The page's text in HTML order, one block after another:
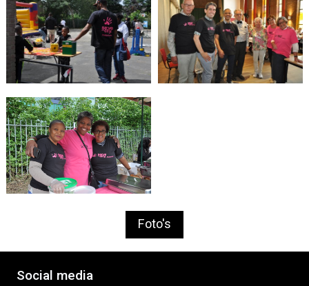
Foto's
Social media